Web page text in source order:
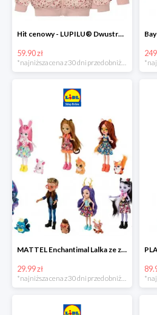
Hit cenowy - LUPILU® Dwustronna kurtka pikowana dziewczęca
59.90 zł
*najniższa cena z 30 dni przed obniżką
MATTEL Enchantimal Lalka ze zwierzątkiem
29.99 zł
*najniższa cena z 30 dni przed obniżką